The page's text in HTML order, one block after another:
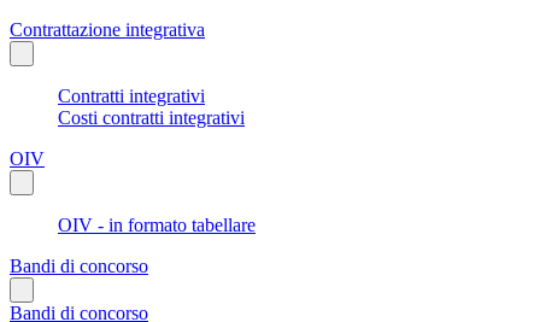
Contrattazione integrativa
Contratti integrativi
Costi contratti integrativi
OIV
OIV - in formato tabellare
Bandi di concorso
Bandi di concorso